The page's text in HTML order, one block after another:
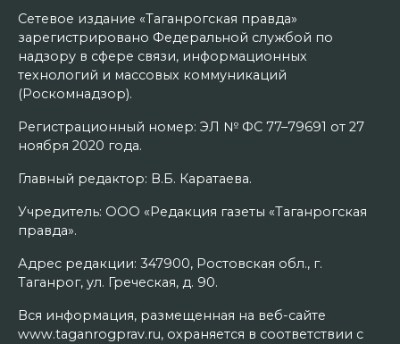
Сетевое издание «Таганрогская правда»
зарегистрировано Федеральной службой по
надзору в сфере связи, информационных
технологий и массовых коммуникаций
(Роскомнадзор).
Регистрационный номер: ЭЛ № ФС 77–79691 от 27
ноября 2020 года.
Главный редактор: В.Б. Каратаева.
Учредитель: ООО «Редакция газеты «Таганрогская
правда».
Адрес редакции: 347900, Ростовская обл., г.
Таганрог, ул. Греческая, д. 90.
Вся информация, размещенная на веб-сайте
www.taganrogprav.ru, охраняется в соответствии с